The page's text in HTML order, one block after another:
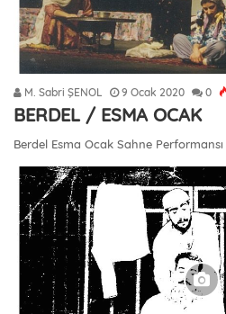
M. Sabri ŞENOL 9 Ocak 2020 0
BERDEL / ESMA OCAK
Berdel Esma Ocak Sahne Performansı